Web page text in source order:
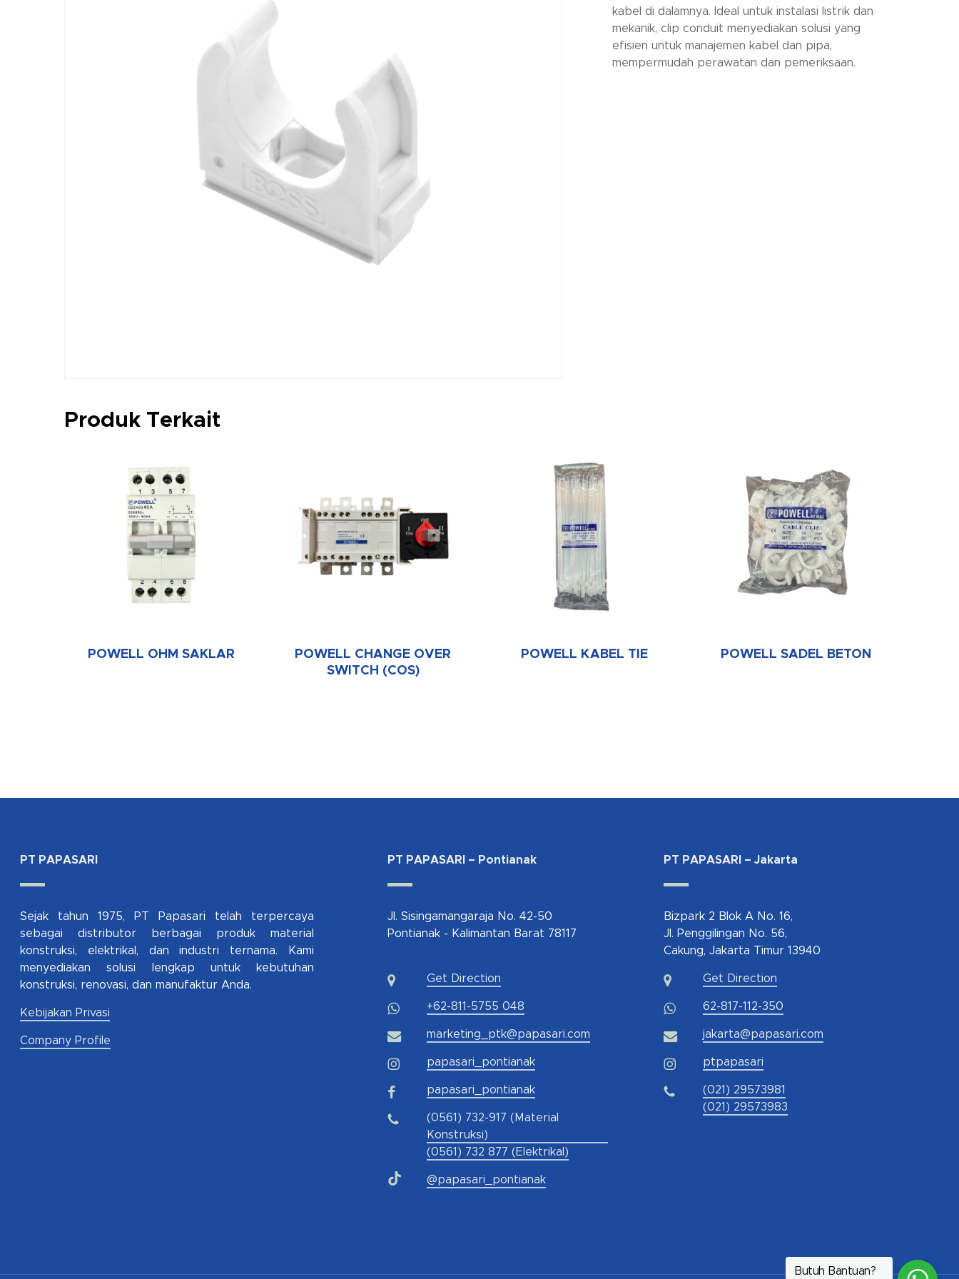
kabel di dalamnya. Ideal untuk instalasi listrik dan
mekanik, clip conduit menyediakan solusi yang
efisien untuk manajemen kabel dan pipa,
mempermudah perawatan dan pemeriksaan.
Produk Terkait
POWELL OHM SAKLAR
POWELL CHANGE OVER
SWITCH (COS)
POWELL KABEL TIE POWELL SADEL BETON
PT PAPASARI
Sejak tahun 1975, PT Papasari telah terpercaya
sebagai distributor berbagai produk material
konstruksi, elektrikal, dan industri ternama. Kami
menyediakan solusi lengkap untuk kebutuhan
konstruksi, renovasi, dan manufaktur Anda.
Kebijakan Privasi
Company Profile
PT PAPASARI – Pontianak
Jl. Sisingamangaraja No. 42-50
Pontianak - Kalimantan Barat 78117
Get Direction
+62-811-5755 048
marketing_ptk@papasari.com
papasari_pontianak
papasari_pontianak
(0561) 732-917 (Material
Konstruksi)
(0561) 732 877 (Elektrikal)
@papasari_pontianak
PT PAPASARI – Jakarta
Bizpark 2 Blok A No. 16,
Jl. Penggilingan No. 56,
Cakung, Jakarta Timur 13940
Get Direction
62-817-112-350
jakarta@papasari.com
ptpapasari
(021) 29573981
(021) 29573983
Butuh Bantuan?